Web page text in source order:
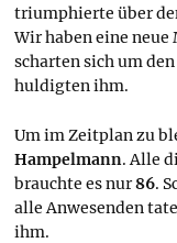
triumphierte über
Wir haben eine
scharten sich um
huldigten ihm.
Um im Zeitplan zu
Hampelmann. Alle
brauchte es nur86.
alle Anwesenden
ihm.